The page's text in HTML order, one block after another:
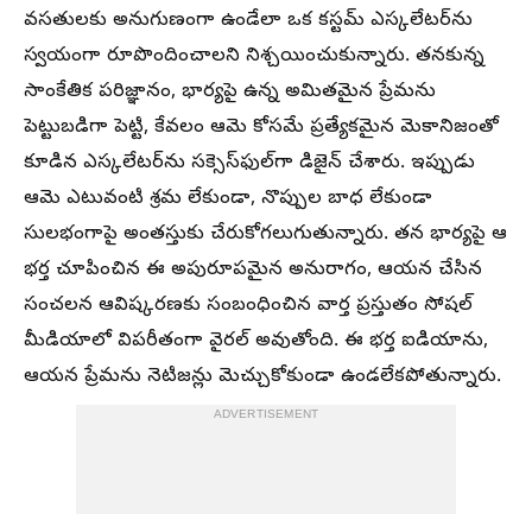
వసతులకు అనుగుణంగా ఉండేలా ఒక కస్టమ్ ఎస్కలేటర్‌ను
స్వయంగా రూపొందించాలని నిశ్చయించుకున్నారు. తనకున్న
సాంకేతిక పరిజ్ఞానం, భార్యపై ఉన్న అమితమైన ప్రేమను
పెట్టుబడిగా పెట్టి, కేవలం ఆమె కోసమే ప్రత్యేకమైన మెకానిజంతో
కూడిన ఎస్కలేటర్‌ను సక్సెస్‌ఫుల్‌గా డిజైన్ చేశారు. ఇప్పుడు
ఆమె ఎటువంటి శ్రమ లేకుండా, నొప్పుల బాధ లేకుండా
సులభంగాపై అంతస్తుకు చేరుకోగలుగుతున్నారు. తన భార్యపై ఆ
భర్త చూపించిన ఈ అపురూపమైన అనురాగం, ఆయన చేసిన
సంచలన ఆవిష్కరణకు సంబంధించిన వార్త ప్రస్తుతం సోషల్
మీడియాలో విపరీతంగా వైరల్ అవుతోంది. ఈ భర్త ఐడియాను,
ఆయన ప్రేమను నెటిజన్లు మెచ్చుకోకుండా ఉండలేకపోతున్నారు.
ADVERTISEMENT